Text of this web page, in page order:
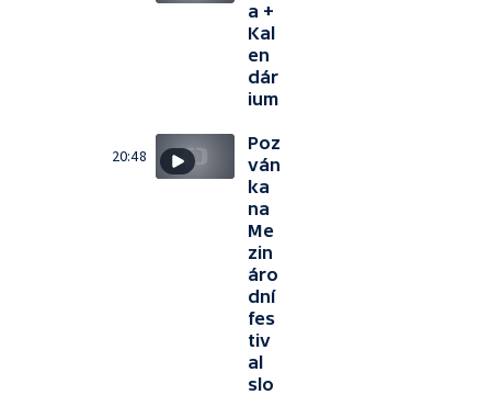
a +
Kal
en
dár
ium
20:48
Poz
ván
ka
na
Me
zin
áro
dní
fes
tiv
al
slo